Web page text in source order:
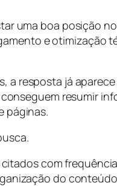
uma boa posição
e otimização
a resposta já
resumir
páginas.
com
do